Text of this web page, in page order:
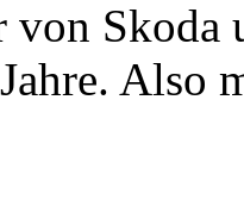
von Skoda
Also